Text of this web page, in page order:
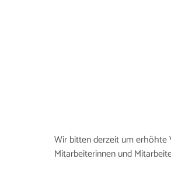
Wir bitten derzeit um erhöhte
Mitarbeiterinnen und